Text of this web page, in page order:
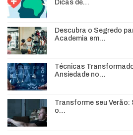
Dicas de…
Descubra o Segredo
Academia em…
Técnicas
Ansiedade no…
Transforme seu Verão:
o…